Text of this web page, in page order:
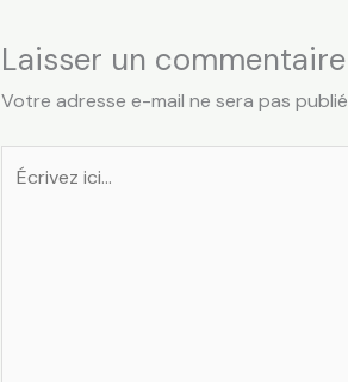
Laisser un commentaire
Votre adresse e-mail ne sera pas
Écrivez